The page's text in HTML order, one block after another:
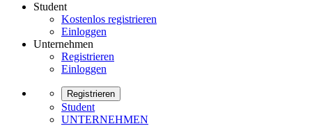
Student
Kostenlos registrieren
Einloggen
Unternehmen
Registrieren
Einloggen
Registrieren
Student
UNTERNEHMEN